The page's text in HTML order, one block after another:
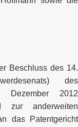
Beschluss des 14.
des
Dezember 2012
zur anderweiten
das Patentgericht